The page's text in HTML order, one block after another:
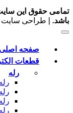
تمامی حقوق این
باشد. | طراحی سایت
صفحه اصلی
قطعات
رله